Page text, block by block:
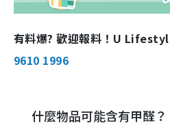
有料爆? 歡迎報料！U
9610 1996
什麼物品可能含有甲醛？